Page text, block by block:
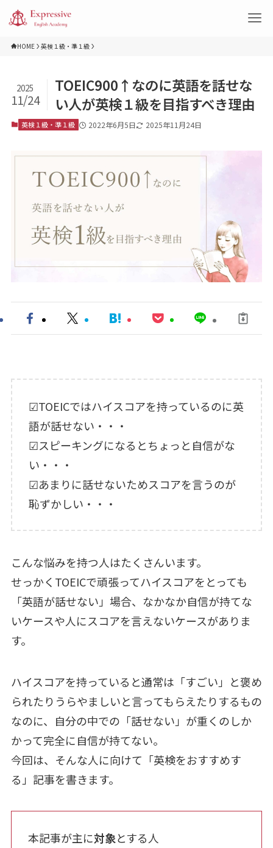
HOME 英検１級・準１級
TOEIC900↑なのに英語を話せな
い人が英検１級を目指すべき理由
2025
11/24
英検１級・準１級 2022年6月5日 2025年11月24日
☑TOEICではハイスコアを持っているのに英
語が話せない・・・
☑スピーキングになるとちょっと自信がな
い・・・
☑あまりに話せないためスコアを言うのが
恥ずかしい・・・
こんな悩みを持つ人はたくさんいます。
せっかくTOEICで頑張ってハイスコアをとっても
「英語が話せない」場合、なかなか自信が持てな
いケースや人にスコアを言えないケースがありま
す。
ハイスコアを持っていると通常は「すごい」と褒め
られたりうらやましいと言ってもらえたりするもの
なのに、自分の中での「話せない」が重くのしか
かって完全に自信が持てない。
今回は、そんな人に向けて「英検をおすすめす
る」記事を書きます。
本記事が主に対象とする人